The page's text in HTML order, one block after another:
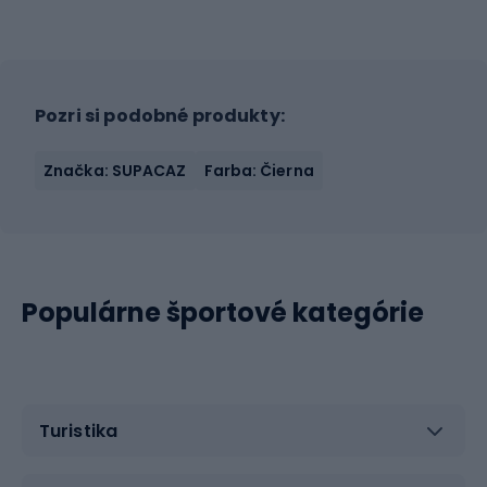
Pozri si podobné produkty:
Značka: SUPACAZ Farba: Čierna
Populárne športové kategórie
Turistika